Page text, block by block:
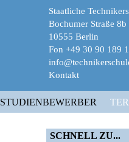
Staatliche
Bochumer Straße 8b
10555 Berlin
Fon +49 30 90 189
Kontakt
STUDIENBEWERBER
SCHNELL ZU...